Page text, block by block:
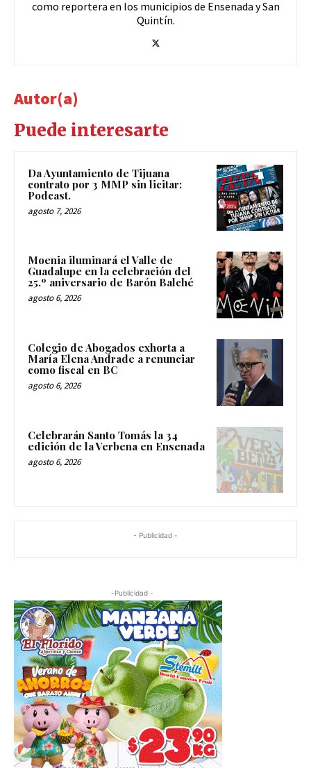
como reportera en los municipios de Ensenada y San
Quintín.
Autor(a)
Puede interesarte
Da Ayuntamiento de Tijuana
contrato por 3 MMP sin licitar:
Podcast.
agosto 7, 2026
Moenia iluminará el Valle de
Guadalupe en la celebración del
25.º aniversario de Barón Balché
agosto 6, 2026
Colegio de Abogados exhorta a
María Elena Andrade a renunciar
como fiscal en BC
agosto 6, 2026
Celebrarán Santo Tomás la 34
edición de la Verbena en Ensenada
agosto 6, 2026
- Publicidad -
-Publicidad -